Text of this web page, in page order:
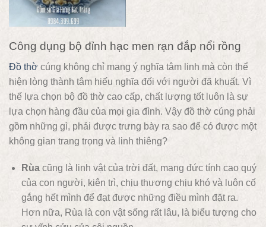
Công dụng bộ đỉnh hạc men rạn đắp nổi rồng
Đồ thờ cúng không chỉ mang ý nghĩa tâm linh mà còn thể
hiện lòng thành tâm hiếu nghĩa đối với người đã khuất. Vì
thế lựa chọn bộ đồ thờ cao cấp, chất lượng tốt luôn là sự
lựa chọn hàng đầu của mọi gia đình. Vậy đồ thờ cúng phải
gồm những gì, phải được trưng bày ra sao để có được một
không gian trang trọng và linh thiêng?
Rùacũng là linh vật của trời đất, mang đức tính cao quý
của con người, kiên trì, chịu thương chịu khó và luôn cố
gắng hết mình để đạt được những điều mình đặt ra.
Hơn nữa, Rùa là con vật sống rất lâu, là biểu tượng cho